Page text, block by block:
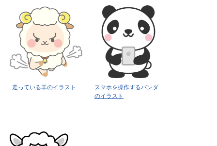
走っている羊のイラスト
スマホを操作するパンダ
のイラスト